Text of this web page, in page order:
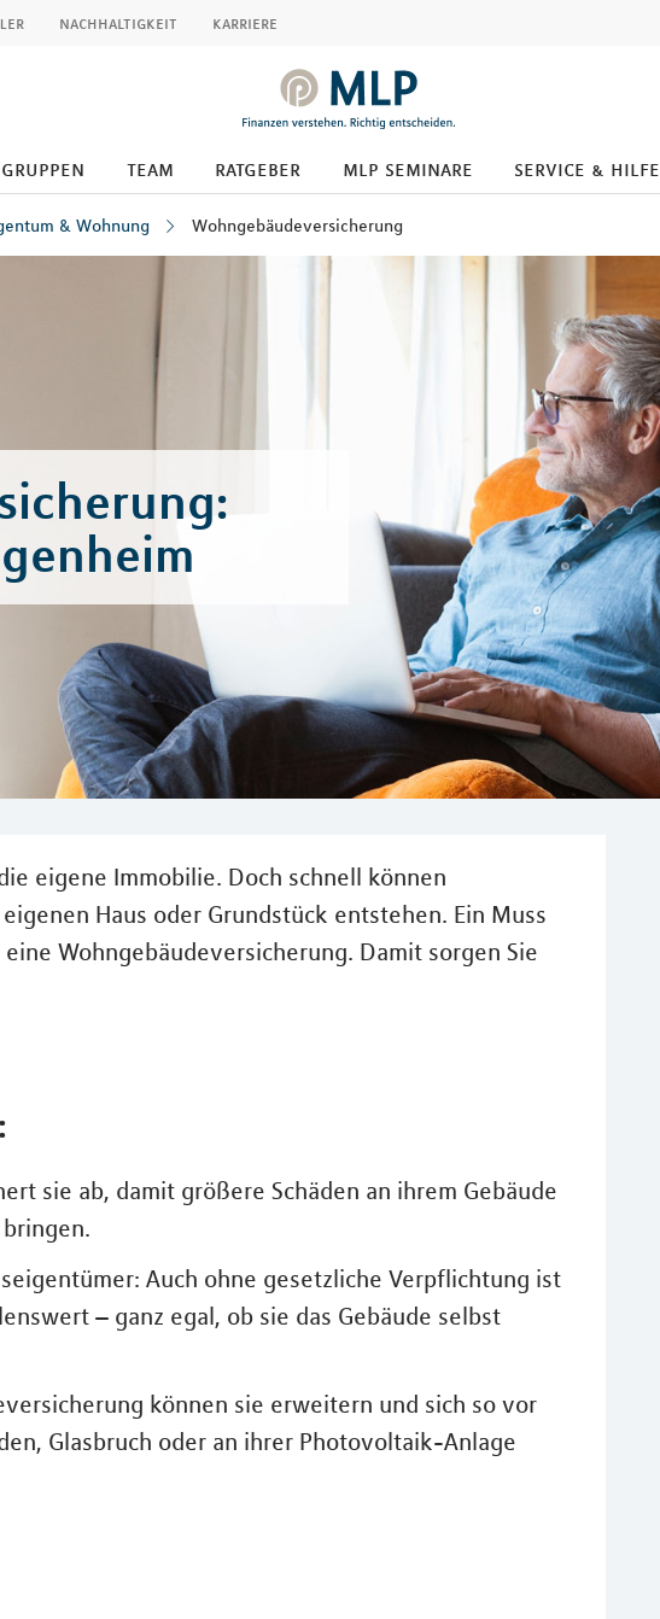
nachhaltigkeit karriere
team ratgeber mlp seminare service & hilfe
& Wohnung Wohngebäudeversicherung
eigene Immobilie. Doch schnell können
Haus oder Grundstück entstehen. Ein Muss
Wohngebäudeversicherung. Damit sorgen Sie
sie ab, damit größere Schäden an ihrem Gebäude
Auch ohne gesetzliche Verpflichtung ist
– ganz egal, ob sie das Gebäude selbst
können sie erweitern und sich so vor
Glasbruch oder an ihrer Photovoltaik-Anlage